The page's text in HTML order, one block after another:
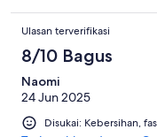
Ulasan terverifikasi
8/10 Bagus
Naomi
24 Jun 2025
Disukai: Kebersihan,